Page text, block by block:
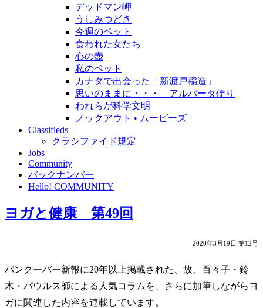
デッドマン岬
うしみつどき
今週のペット
食われた女たち
心の壺
私のペット
カナダで出会った「新渡戸稲造」
思いのままに・・・ アルバータ便り
われらが科学文明
ノックアウト • ムービーズ
Classifieds
クラシファイド規定
Jobs
Community
バックナンバー
Hello! COMMUNITY
ヨガと健康 第49回
2020年3月19日 第12号
バンクーバー新報に20年以上掲載された、故、百々子・鈴
木・パウルス師による人気コラムを、さらに加筆しながらヨ
ガに関連した内容を連載しています。